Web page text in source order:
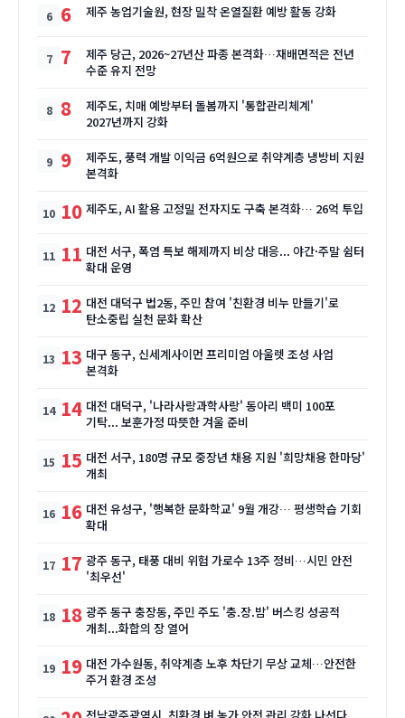
6 제주 농업기술원, 현장 밀착 온열질환 예방 활동 강화
7
제주 당근, 2026~27년산 파종 본격화…재배면적은 전년
수준 유지 전망
8
제주도, 치매 예방부터 돌봄까지 '통합관리체계'
2027년까지 강화
9
제주도, 풍력 개발 이익금 6억원으로 취약계층 냉방비 지원
본격화
10 제주도, AI 활용 고정밀 전자지도 구축 본격화… 26억 투입
11 대전 서구, 폭염 특보 해제까지 비상 대응... 야간·주말 쉼터
확대 운영
12 대전 대덕구 법2동, 주민 참여 '친환경 비누 만들기'로
탄소중립 실천 문화 확산
13 대구 동구, 신세계사이먼 프리미엄 아울렛 조성 사업
본격화
14 대전 대덕구, '나라사랑과학사랑' 동아리 백미 100포
기탁... 보훈가정 따뜻한 겨울 준비
15 대전 서구, 180명 규모 중장년 채용 지원 '희망채용 한마당'
개최
16 대전 유성구, '행복한 문화학교' 9월 개강… 평생학습 기회
확대
17 광주 동구, 태풍 대비 위험 가로수 13주 정비…시민 안전
'최우선'
18 광주 동구 충장동, 주민 주도 '충.장.밤' 버스킹 성공적
개최...화합의 장 열어
19 대전 가수원동, 취약계층 노후 차단기 무상 교체…안전한
주거 환경 조성